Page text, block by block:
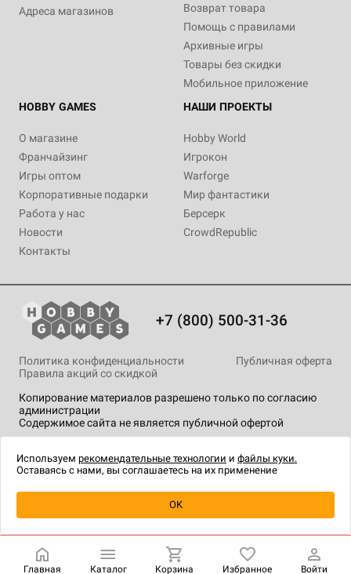
Уведомить о наличии
Адреса магазинов
Возврат товара
Помощь с правилами
Архивные игры
Товары без скидки
Мобильное приложение
HOBBY GAMES
О магазине
Франчайзинг
Игры оптом
Корпоративные подарки
Работа у нас
Новости
Контакты
НАШИ ПРОЕКТЫ
Hobby World
Игрокон
Warforge
Мир фантастики
Берсерк
CrowdRepublic
+7 (800) 500-31-36
Копирование материалов разрешено только по согласию
администрации
Содержимое сайта не является публичной офертой
Политика конфиденциальности
Публичная оферта
Правила акций со скидкой
технологии.
Главная Каталог Корзина Избранное Войти
Используем рекомендательные технологии и файлы куки.
Оставаясь с нами, вы соглашаетесь на их применение
OK